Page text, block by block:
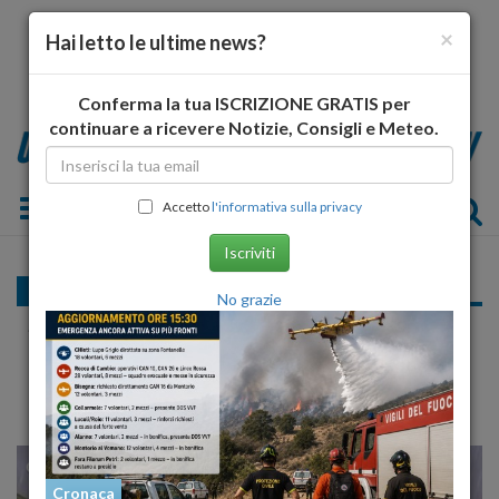
Toggle navigation
Scontro tra velivoli, presidente Avioclub
Dezi: "E' stata una fatalità"
MILANO 22 23
×
Hai letto le ultime news?
Conferma la tua ISCRIZIONE GRATIS per
continuare a ricevere Notizie, Consigli e Meteo.
Accettol'informativa sulla privacy
Iscriviti
No grazie
Cronaca